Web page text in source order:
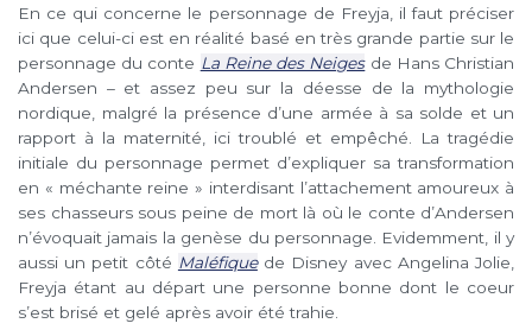
En ce qui concerne le personnage de Freyja, il faut préciser
ici que celui-ci est en réalité basé en très grande partie sur le
personnage du conte La Reine des Neigesde Hans Christian
Andersen – et assez peu sur la déesse de la mythologie
nordique, malgré la présence d’une armée à sa solde et un
rapport à la maternité, ici troublé et empêché. La tragédie
initiale du personnage permet d’expliquer sa transformation
en « méchante reine » interdisant l’attachement amoureux à
ses chasseurs sous peine de mort là où le conte d’Andersen
n’évoquait jamais la genèse du personnage. Evidemment, il y
aussi un petit côté Maléfiquede Disney avec Angelina Jolie,
Freyja étant au départ une personne bonne dont le coeur
s’est brisé et gelé après avoir été trahie.